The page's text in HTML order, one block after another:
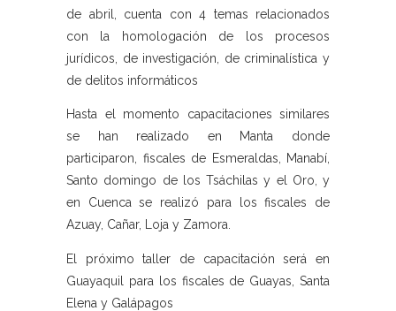
de abril, cuenta con 4 temas relacionados
con la homologación de los procesos
jurídicos, de investigación, de criminalística y
de delitos informáticos
Hasta el momento capacitaciones similares
se han realizado en Manta donde
participaron, fiscales de Esmeraldas, Manabí,
Santo domingo de los Tsáchilas y el Oro, y
en Cuenca se realizó para los fiscales de
Azuay, Cañar, Loja y Zamora.
El próximo taller de capacitación será en
Guayaquil para los fiscales de Guayas, Santa
Elena y Galápagos